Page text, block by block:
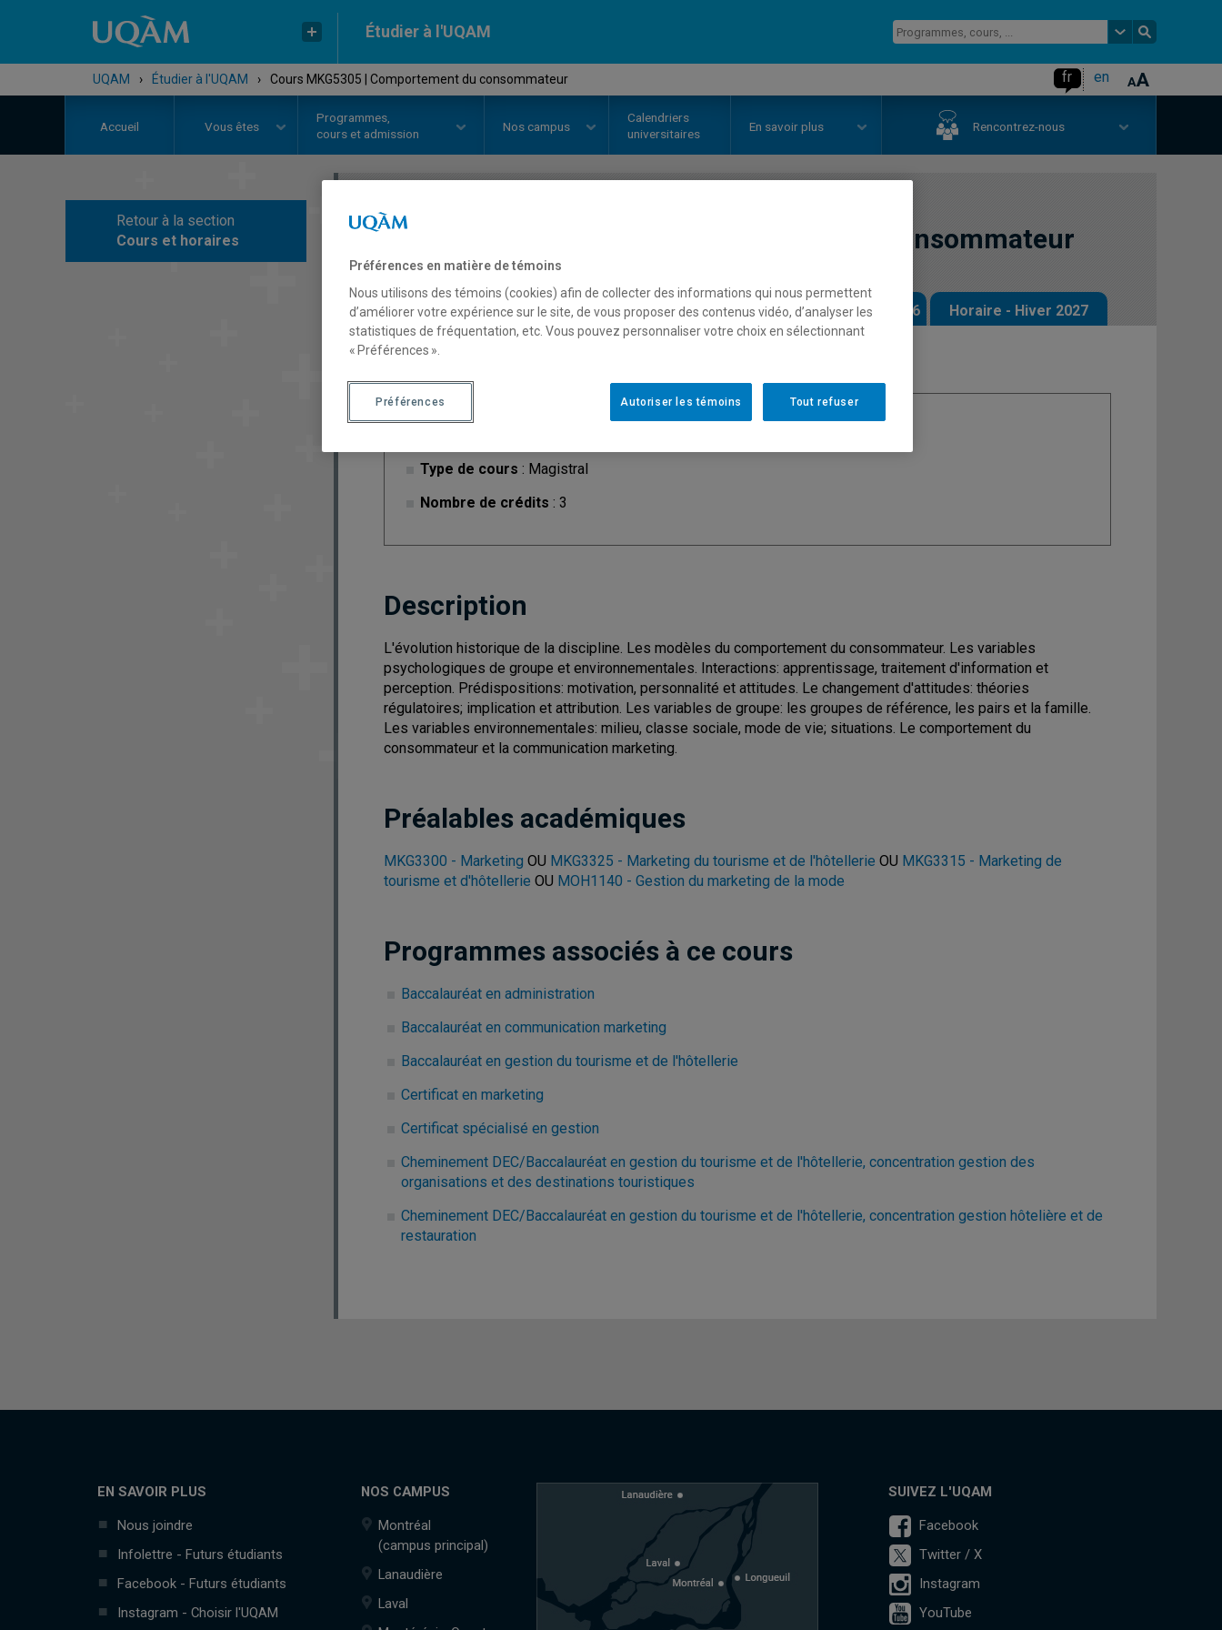
Étudier à l'UQAM
UQAM › Étudier à l'UQAM › Cours MKG5305 | Comportement du consommateur fr en
Accueil Vous êtes
Programmes,
cours et admission
Nos campus
Calendriers
universitaires
En savoir plus Rencontrez-nous
Retour à la section
Cours et horaires
COURS Comportement du consommateur
Description Horaire - Été 2026 Horaire - Automne 2026 Horaire - Hiver 2027
Type de cours : Magistral
Nombre de crédits : 3
Description
L'évolution historique de la discipline. Les modèles du comportement du consommateur. Les variables
psychologiques de groupe et environnementales. Interactions: apprentissage, traitement d'information et
perception. Prédispositions: motivation, personnalité et attitudes. Le changement d'attitudes: théories
régulatoires; implication et attribution. Les variables de groupe: les groupes de référence, les pairs et la famille.
Les variables environnementales: milieu, classe sociale, mode de vie; situations. Le comportement du
consommateur et la communication marketing.
Préalables académiques
MKG3300 - Marketing OU MKG3325 - Marketing du tourisme et de l'hôtellerie OU MKG3315 - Marketing de
tourisme et d'hôtellerie OU MOH1140 - Gestion du marketing de la mode
Programmes associés à ce cours
Baccalauréat en administration
Baccalauréat en communication marketing
Baccalauréat en gestion du tourisme et de l'hôtellerie
Certificat en marketing
Certificat spécialisé en gestion
Cheminement DEC/Baccalauréat en gestion du tourisme et de l'hôtellerie, concentration gestion des
organisations et des destinations touristiques
Cheminement DEC/Baccalauréat en gestion du tourisme et de l'hôtellerie, concentration gestion hôtelière et de
restauration
EN SAVOIR PLUS
Nous joindre
Infolettre - Futurs étudiants
Facebook - Futurs étudiants
Instagram - Choisir l'UQAM
NOS CAMPUS
Montréal
(campus principal)
Lanaudière
Laval
SUIVEZ L'UQAM
Facebook
Twitter / X
Instagram
YouTube
Préférences en matière de témoins
Nous utilisons des témoins (cookies) afin de collecter des informations qui nous permettent
d’améliorer votre expérience sur le site, de vous proposer des contenus vidéo, d’analyser les
statistiques de fréquentation, etc. Vous pouvez personnaliser votre choix en sélectionnant
« Préférences ».
Tout refuser
Autoriser les témoins
Préférences